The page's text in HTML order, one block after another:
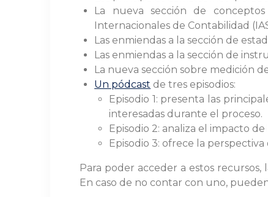
La nueva sección de
Internacionales de Contabilidad
Las enmiendas a la sección de
Las enmiendas a la sección de
La nueva sección sobre medición
Un pódcast de tres episodios:
Episodio 1: presenta las
interesadas durante el proceso.
Episodio 2: analiza el impacto
Episodio 3: ofrece la
Para poder acceder a estos
En caso de no contar con uno,